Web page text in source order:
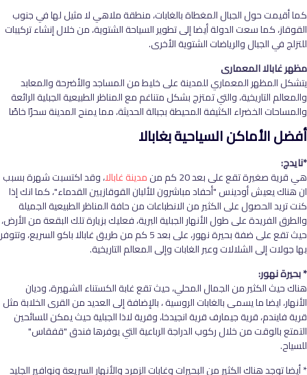
كما أقيمت حول الجبال المغطاة بالغابات، منطقة ملاهي لا مثيل لها في جنوب
القوقاز، كما سعت الدولة أيضا إلى تطوير السياحة الشتوية، من خلال إنشاء تركيبات
للتزلج في الجبال والرياضات الشتوية الأخرى.
مظهر غابالا المعمارى
يتشكل المظهر المعماري للمدينة على خليط من المساجد والأضرحة والمعابد
والمعالم التاريخية، والتي تمتزج بشكل متناغم مع المناظر الطبيعية الجبلية الرائعة
والمساحات الخضراء الكثيفة المحيطة بجبالة الحديثة، مما يمنح المدينة سحرًا خاصًا
أفضل الأماكن السياحية بغابالا
*نايدج:
هي قرية صغيرة تقع على بعد 20 كم من
مدينة غابالا، وقد اكتسبت شهرة بسبب
ان هناك يعيش أودينس "أحفاد مباشرون للألبان القوقازيين القدماء"، كما انك إذا
كنت تريد الحصول على الكثير من الانطباعات من حافة المناظر الطبيعية الجميلة
والطرق الفريدة على طول الأنهار الجبلية البرية، فعليك بزيارة تلك البقعة من الأرض،
حيث تقع على ضفة بحيرة نهور، على بعد 5 كم من طريق غابالا باكو السريع، وتتوفر
بها جولات إلى الشلالات وعبر الغابات وإلى المعالم التاريخية.
* بحيرة نهور:
هناك حيث الكثير من الجمال المحلي، حيث تقع غابة الكستناء الشهيرة، وديان
الأنهار، ايضا ما يسمى بالغابات الروسية ، بالإضافة إلى العديد من القرى الخلابة مثل
قرية فايندم، قرية جيمارف قرية انجيدخا، وقرية لاذا الجبلية حيث يمكن للسائحين
التمتع بالوقت من خلال ركوب الدراجة الرباعية التي يوفرها فندق "قفقاس"
للسياح.
* أيضا توجد هناك الكثير من البحيرات وغابات الزمرد والأنهار السريعة ونوافير الجليد